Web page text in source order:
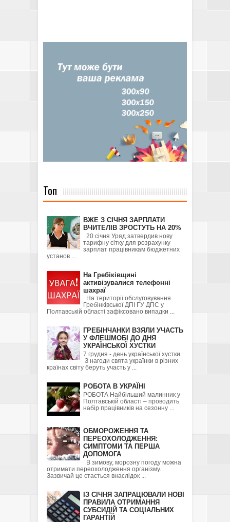
Топ
ВЖЕ З СІЧНЯ ЗАРПЛАТИ
ВЧИТЕЛІВ ЗРОСТУТЬ НА 20%
20 січня Уряд затвердив нову
тарифну сітку для розрахунку
зарплат працівникам бюджетних
установ ...
На Гребіківщині
активізувалися телефонні
шахраї
На території обслуговування
Гребінківської ДПІ ГУ ДПС у
Полтавській області зафіксовано випадки ...
ГРЕБІНЧАНКИ ВЗЯЛИ УЧАСТЬ
У ФЛЕШМОБІ ДО ДНЯ
УКРАЇНСЬКОЇ ХУСТКИ
7 грудня - день української хустки.
З нагоди свята українки в різних
країнах світу беруть участь у ...
РОБОТА В УКРАЇНІ
РОБОТА Найбільший малинник у
Полтавській області – проводить
набір працівників на сезонну ...
ОБМОРОЖЕННЯ ТА
ПЕРЕОХОЛОДЖЕННЯ:
СИМПТОМИ ТА ПЕРША
ДОПОМОГА
В зимову, морозну погоду можна
отримати переохолодження організму.
Зазвичай це стається внаслідок ...
ІЗ СІЧНЯ ЗАПРАЦЮВАЛИ НОВІ
ПРАВИЛА ОТРИМАННЯ
СУБСИДІЙ ТА СОЦІАЛЬНИХ
ГАРАНТІЙ